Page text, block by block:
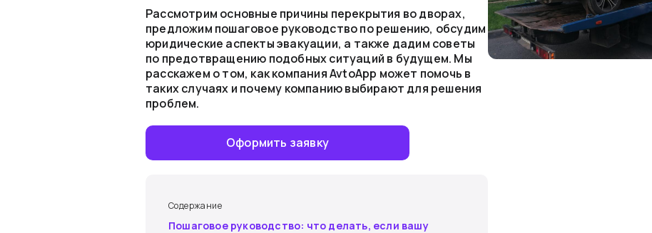
Рассмотрим основные причины перекрытия во дворах,
предложим пошаговое руководство по решению, обсудим
юридические аспекты эвакуации, а также дадим советы
по предотвращению подобных ситуаций в будущем. Мы
расскажем о том, как компания AvtoApp может помочь в
таких случаях и почему компанию выбирают для решения
проблем.
Оформить заявку
Содержание
Пошаговое руководство: что делать, если вашу